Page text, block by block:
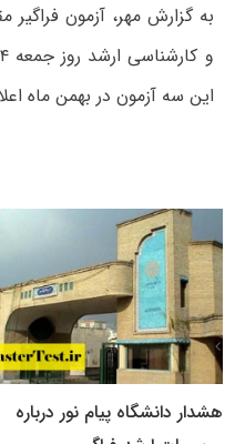
به گزارش مهر، آزمون فراگیر
این سه آزمون در بهمن ماه
هشدار دانشگاه پیام نور درباره